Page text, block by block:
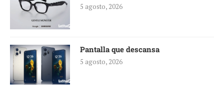
5 agosto, 2026
Pantalla que descansa
5 agosto, 2026